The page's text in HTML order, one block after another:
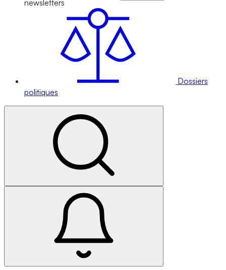
newsletters
Dossiers
politiques